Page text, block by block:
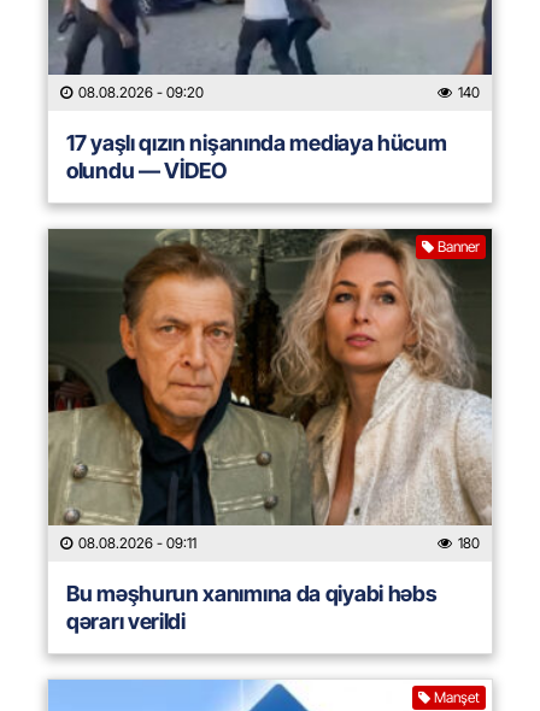
08.08.2026 - 09:20 140
17 yaşlı qızın nişanında mediaya hücum
olundu — VİDEO
Banner
08.08.2026 - 09:11 180
Bu məşhurun xanımına da qiyabi həbs
qərarı verildi
Manşet